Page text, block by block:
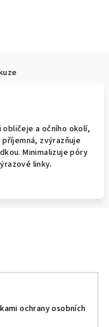
a očního okolí,
zvýrazňuje
Minimalizuje póry
linky.
ochrany osobních